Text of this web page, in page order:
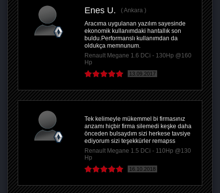
Enes U.
Ankara
Aracıma uygulanan yazılım sayesinde
ekonomik kullanımdaki hantallık son
buldu.Performanslı kullanımdan da
oldukça memnunum.
Renault Megane 1.6 DCi - 130Hp @160
Hp
13.09.2017
Tek kelimeyle mükemmel bi firmasınız
arızamı hiçbir firma silemedi keşke daha
önceden bulsaydım sizi herkese tavsiye
ediyorum sizi teşekkürler remapss
Renault Megane 1.5 DCi - 110Hp @130
Hp
16.10.2018